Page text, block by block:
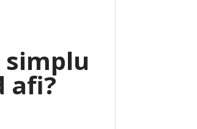
afi?